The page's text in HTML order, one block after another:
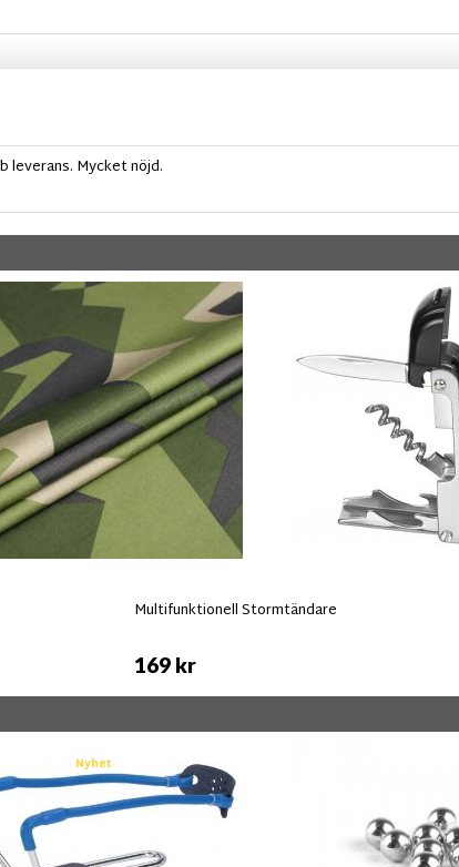
leverans. Mycket nöjd.
Multifunktionell Stormtändare
169 kr
Nyhet